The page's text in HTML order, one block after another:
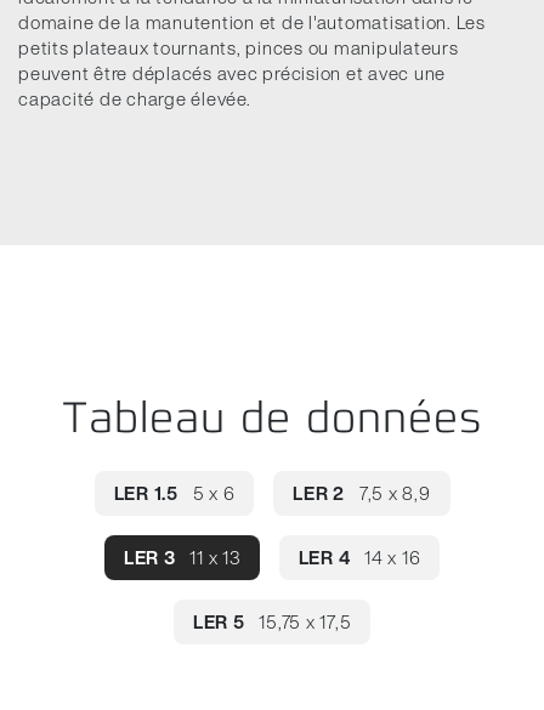
domaine de la manutention et de l'automatisation. Les
petits plateaux tournants, pinces ou manipulateurs
peuvent être déplacés avec précision et avec une
capacité de charge élevée.
Tableau de données
LER 1.5 5 x 6 LER 2 7,5 x 8,9
LER 3 11 x 13 LER 4 14 x 16
LER 5 15,75 x 17,5